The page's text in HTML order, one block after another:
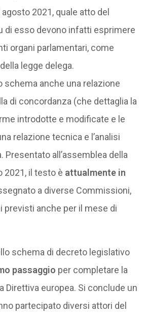
2021, quale atto del
di esso devono infatti esprimere
organi parlamentari, come
legge delega.
schema anche una relazione
di concordanza (che dettaglia la
introdotte e modificate e le
relazione tecnica e l’analisi
all’assemblea della
2021, il testo è attualmente in
a diverse Commissioni,
previsti anche per il mese di
schema di decreto legislativo
passaggio per completare la
Direttiva europea. Si conclude un
partecipato diversi attori del